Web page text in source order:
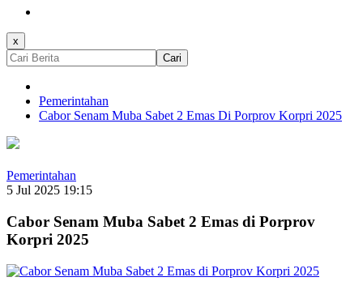
x
Cari
Pemerintahan
Cabor Senam Muba Sabet 2 Emas Di Porprov Korpri 2025
Pemerintahan
5 Jul 2025 19:15
Cabor Senam Muba Sabet 2 Emas di Porprov
Korpri 2025